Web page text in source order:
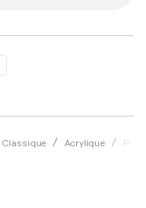
Classique Acrylique Pia